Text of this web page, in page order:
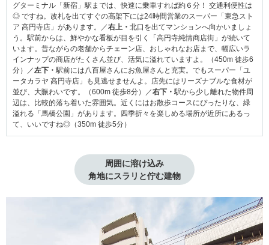
グターミナル「新宿」駅までは、快速に乗車すれば約６分！ 交通利便性は
◎ ですね。改札を出てすぐの高架下には24時間営業のスーパー「東急スト
ア 高円寺店」があります。／右上・ 北口を出てマンションへ向かいましょ
う。駅前からは、鮮やかな看板が目を引く「高円寺純情商店街」が続いて
います。昔ながらの老舗からチェーン店、おしゃれなお店まで、幅広いラ
インナップの商店がたくさん並び、活気に溢れていますよ。（450m 徒歩6
分）／左下・駅前には八百屋さんにお魚屋さんと充実。でもスーパー「ユ
ータカラヤ 高円寺店」も見逃せませんよ。店先にはリーズナブルな食材が
並び、大賑わいです。（600m 徒歩8分）／右下・駅から少し離れた物件周
辺は、比較的落ち着いた雰囲気。近くにはお散歩コースにぴったりな、緑
溢れる「馬橋公園」があります。四季折々を楽しめる場所が近所にあるっ
て、いいですね◎（350m 徒歩5分）
周囲に溶け込み
角地にスラリと佇む建物